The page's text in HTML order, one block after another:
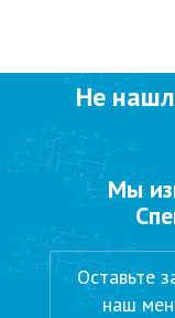
Не
Мы
Оставьте
наш